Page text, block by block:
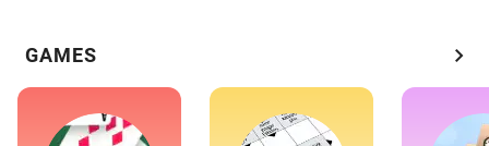
GAMES chevron_right